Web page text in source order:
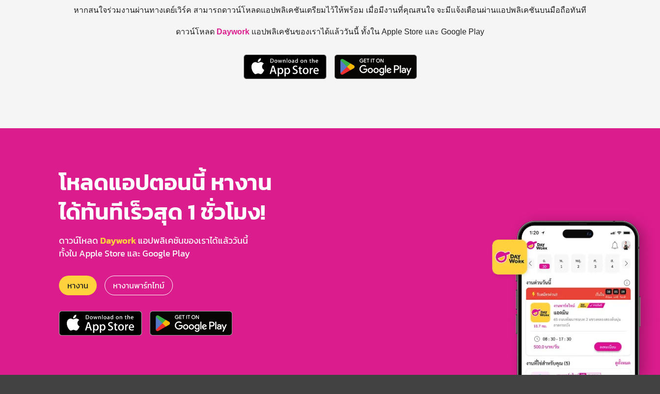
หากสนใจร่วมงานผ่านทางเดย์เวิร์ค สามารถดาวน์โหลดแอปพลิเคชันเตรียมไว้ให้พร้อม เมื่อมีงานที่คุณสนใจ จะมีแจ้งเตือนผ่านแอปพลิเคชันบนมือถือทันที
ดาวน์โหลด Daywork แอปพลิเคชันของเราได้แล้ววันนี้ ทั้งใน Apple Store และ Google Play
โหลดแอปตอนนี้ หางาน
ได้ทันทีเร็วสุด 1 ชั่วโมง!
ดาวน์โหลด Dayworkแอปพลิเคชันของเราได้แล้ววันนี้
ทั้งใน Apple Store และ Google Play
หางาน หางานพาร์ทไทม์